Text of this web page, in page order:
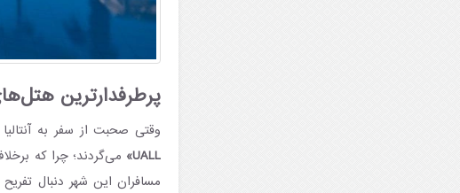
پرطرفدارترین هتل‌های
وقتی صحبت از سفر به
UALL»
می‌گردند؛ چرا که
مسافران این شهر دنبال